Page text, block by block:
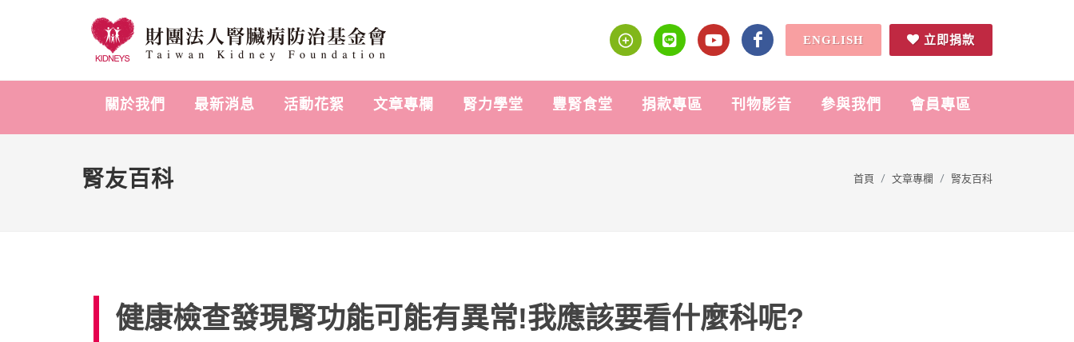
ENGLISH 立即捐款
關於我們 最新消息 活動花絮 文章專欄 腎力學堂 豐腎食堂 捐款專區 刊物影音 參與我們 會員專區
腎友百科 首頁 文章專欄 腎友百科
健康檢查發現腎功能可能有異常!我應該要看什麼科呢?